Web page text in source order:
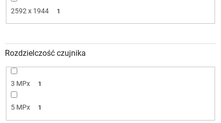
2592 x 1944 1
Rozdzielczość czujnika
3 MPx 1
5 MPx 1